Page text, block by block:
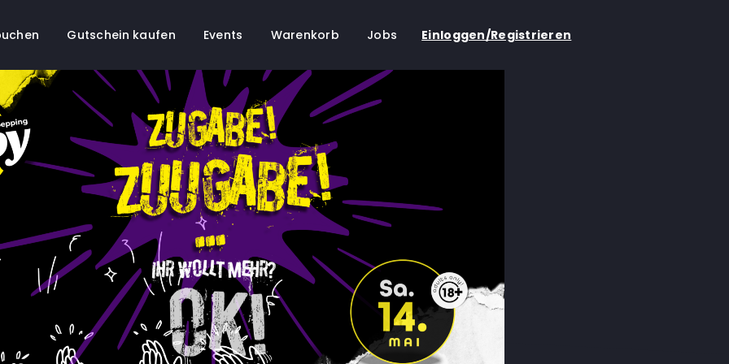
Einloggen/Registrieren
Gutschein kaufen Events Warenkorb Jobs